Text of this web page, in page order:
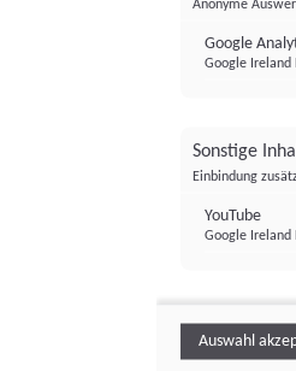
Anonyme
Google
Google Ireland
Sonstige
Einbindung
YouTube
Google Ireland
Auswahl